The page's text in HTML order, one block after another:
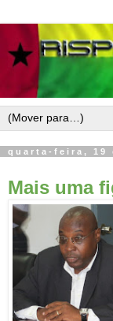
quarta-feira, 19
Mais uma